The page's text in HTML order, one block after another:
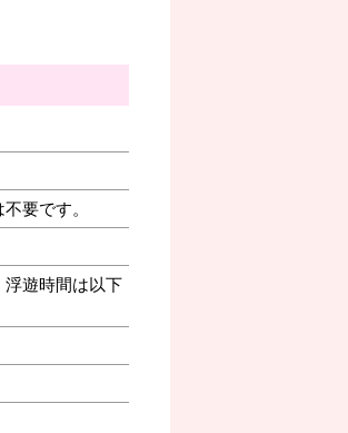
要です。
遊時間は以下